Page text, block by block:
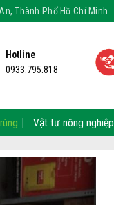
Thành Phố Hồ Chí Minh
Hotline
0933.795.818
Vật tư nông nghiệp